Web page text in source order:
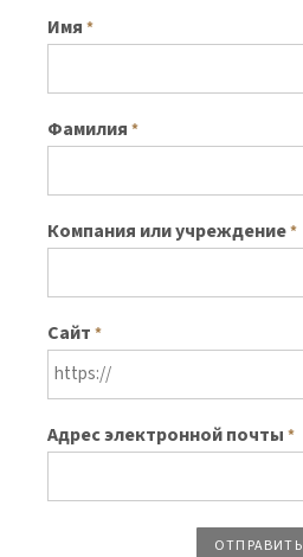
Имя *
Фамилия *
Компания или учреждение*
Сайт *
Адрес электронной почты *
ОТПРАВИТЬ